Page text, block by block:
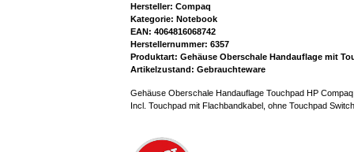
Hersteller: Compaq
Kategorie: Notebook
EAN: 4064816068742
Herstellernummer: 6357
Produktart: Gehäuse Oberschale Handauflage mit
Artikelzustand: Gebrauchteware
Gehäuse Oberschale Handauflage Touchpad HP
Incl. Touchpad mit Flachbandkabel, ohne Touchpad